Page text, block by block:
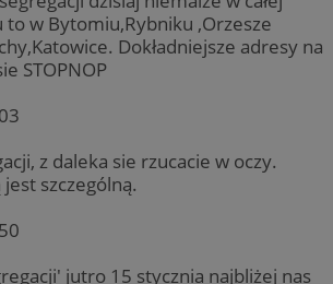
to w Bytomiu,Rybniku ,Orzesze
Dokładniejsze adresy na
STOPNOP
z daleka sie rzucacie w oczy.
szczególną.
jutro 15 stycznia najbliżej nas